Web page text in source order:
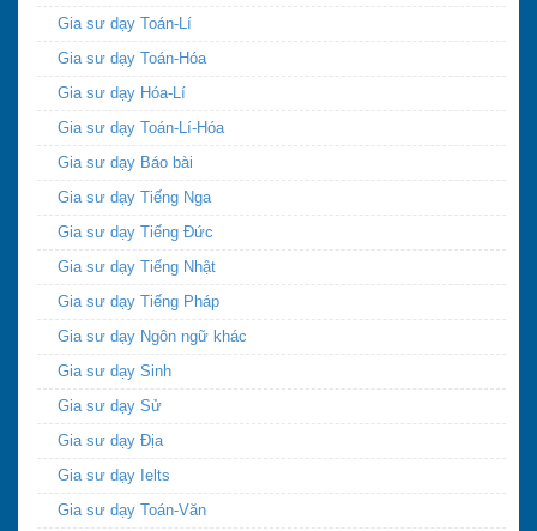
Gia sư dạy Toán-Lí
Gia sư dạy Toán-Hóa
Gia sư dạy Hóa-Lí
Gia sư dạy Toán-Lí-Hóa
Gia sư dạy Báo bài
Gia sư dạy Tiếng Nga
Gia sư dạy Tiếng Đức
Gia sư dạy Tiếng Nhật
Gia sư dạy Tiếng Pháp
Gia sư dạy Ngôn ngữ khác
Gia sư dạy Sinh
Gia sư dạy Sử
Gia sư dạy Địa
Gia sư dạy Ielts
Gia sư dạy Toán-Văn